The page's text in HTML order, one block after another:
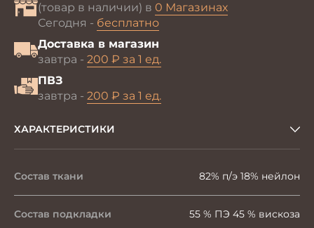
(товар в наличии) в 0 Магазинах
Сегодня - бесплатно
Доставка в магазин
завтра - 200 ₽ за 1 ед.
ПВЗ
завтра - 200 ₽ за 1 ед.
ХАРАКТЕРИСТИКИ
Состав ткани 82% п/э 18% нейлон
Состав подкладки 55 % ПЭ 45 % вискоза